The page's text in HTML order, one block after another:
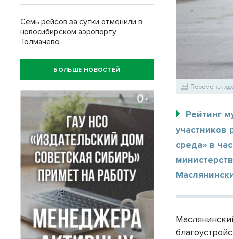
Перемены
Рейтинг
участников
среда» в
Семь рейсов за сутки отменили в
новосибирском аэропорту
Толмачево
БОЛЬШЕ НОВОСТЕЙ